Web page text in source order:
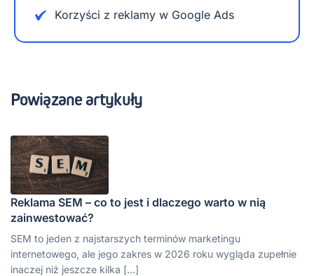
Korzyści z reklamy w Google Ads
Powiązane artykuły
Reklama SEM – co to jest i dlaczego warto w nią
zainwestować?
SEM to jeden z najstarszych terminów marketingu
internetowego, ale jego zakres w 2026 roku wygląda zupełnie
inaczej niż jeszcze kilka […]